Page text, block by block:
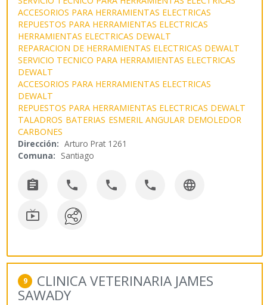
ACCESORIOS PARA HERRAMIENTAS ELECTRICAS
REPUESTOS PARA HERRAMIENTAS ELECTRICAS
HERRAMIENTAS ELECTRICAS DEWALT
REPARACION DE HERRAMIENTAS ELECTRICAS DEWALT
SERVICIO TECNICO PARA HERRAMIENTAS ELECTRICAS
DEWALT
ACCESORIOS PARA HERRAMIENTAS ELECTRICAS
DEWALT
REPUESTOS PARA HERRAMIENTAS ELECTRICAS DEWALT
TALADROS BATERIAS ESMERIL ANGULAR DEMOLEDOR
CARBONES
Dirección: Arturo Prat 1261
Comuna: Santiago
    

9 CLINICA VETERINARIA JAMES
SAWADY